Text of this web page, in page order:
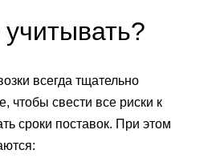
всегда тщательно
чтобы свести все риски к
сроки поставок. При этом